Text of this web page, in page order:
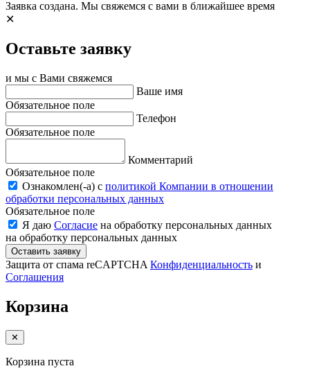
Заявка создана. Мы свяжемся с вами в ближайшее время
✕
Оставьте заявку
и мы с Вами свяжемся
Ваше имя
Обязательное поле
Телефон
Обязательное поле
Комментарий
Обязательное поле
Ознакомлен(-a) с политикой Компании в отношении
обработки персональных данных
Обязательное поле
Я даю Согласие на обработку персональных данных
на обработку персональных данных
Оставить заявку
Защита от спама reCAPTCHA Конфиденциальность и
Соглашения
Корзина
✕
Корзина пуста